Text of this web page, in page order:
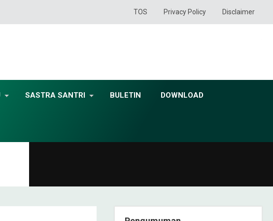
TOS Privacy Policy Disclaimer
SASTRA SANTRI BULETIN DOWNLOAD